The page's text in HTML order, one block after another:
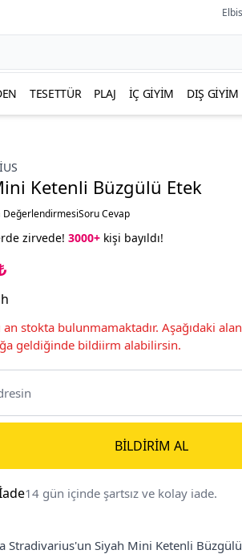
TESETTÜR PLAJ İÇ GIYIM DIŞ GIYIM
Ketenli Büzgülü Etek
DeğerlendirmesiSoru Cevap
zirvede! 3000+ kişi bayıldı!
stokta bulunmamaktadır. Aşağıdaki
geldiğinde bildiirm alabilirsin.
BILDIRIM AL
14 gün içinde şartsız ve kolay iade.
Stradivarius'un Siyah Mini Ketenli